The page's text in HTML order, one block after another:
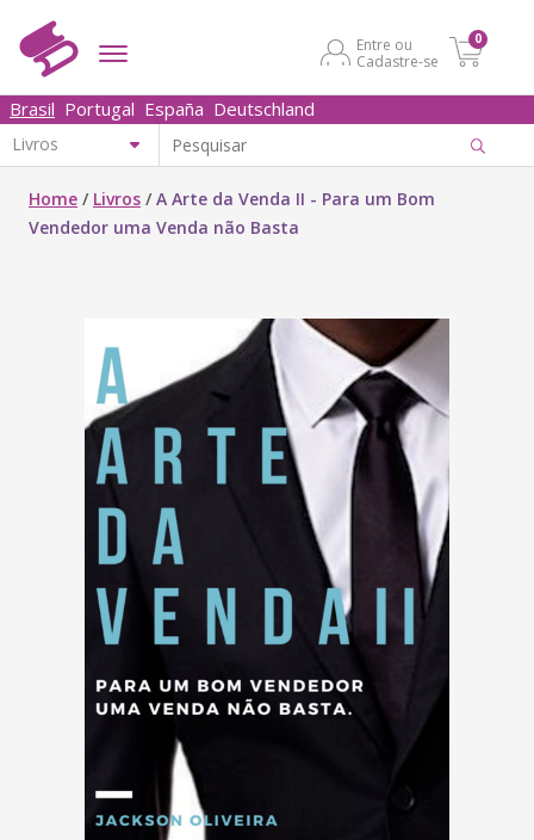
Entre ou
Cadastre-se
0
Brasil Portugal España Deutschland
Home / Livros /A Arte da Venda II - Para um Bom
Vendedor uma Venda não Basta